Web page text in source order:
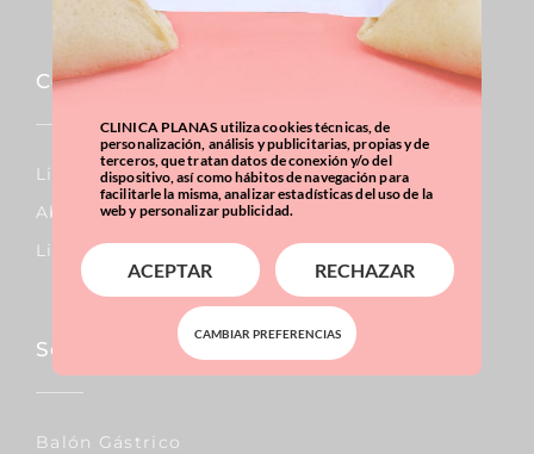
Corporal
Lipo Vaser
Abdominoplastia
Liposucción
Sobrepeso & Obesidad
Balón Gástrico
CLINICA PLANAS utiliza cookies técnicas, de
personalización, análisis y publicitarias, propias y de
terceros, que tratan datos de conexión y/o del
dispositivo, así como hábitos de navegación para
facilitarle la misma, analizar estadísticas del uso de la
web y personalizar publicidad.
ACEPTAR RECHAZAR
CAMBIAR PREFERENCIAS